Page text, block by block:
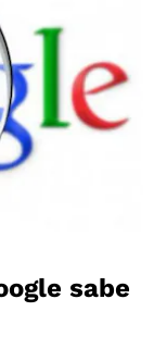
sabe